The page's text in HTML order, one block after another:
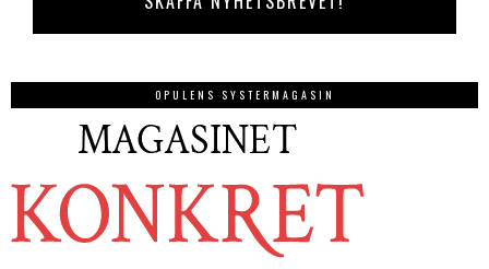
OPULENS SYSTERMAGASIN